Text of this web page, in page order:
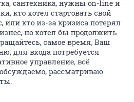
сантехника, нужны on-line и
кто хотел стартовать свой
или кто из-за кризиса потерял
но хотел бы продолжить
самое время, Ваш
для входа потребуется
управление, всё
рассматриваю